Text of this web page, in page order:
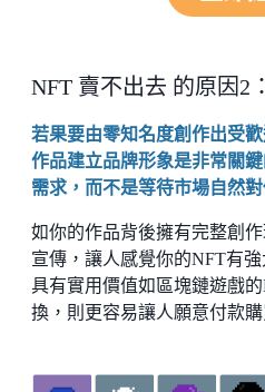
NFT 賣不出去 的原因2
若果要由零知名度創作出受
作品建立品牌形象是非常關
需求，而不是等待市場自然
如你的作品背後擁有完整創
宣傳，讓人感覺你的NFT有
具有實用價值如區塊鏈遊戲
換，則更容易讓人願意付款購